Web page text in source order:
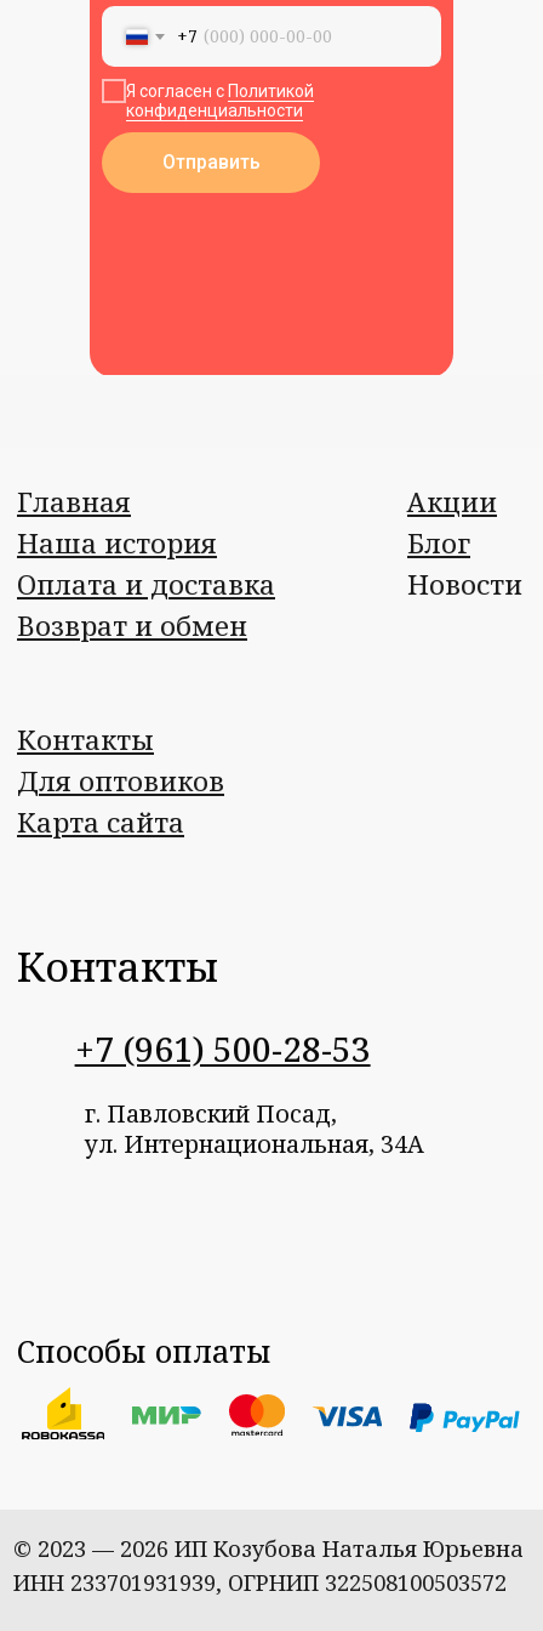
+7
Я согласен сПолитикой
конфиденциальности
Отправить